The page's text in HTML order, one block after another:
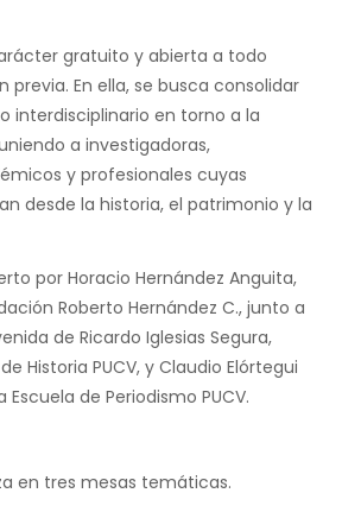
gratuito y abierta a todo
previa. En ella, se busca consolidar
interdisciplinario en torno a la
a investigadoras,
y profesionales cuyas
desde la historia, el patrimonio y la
por Horacio Hernández Anguita,
Roberto Hernández C., junto a
de Ricardo Iglesias Segura,
Historia PUCV, y Claudio Elórtegui
de Periodismo PUCV.
en tres mesas temáticas.